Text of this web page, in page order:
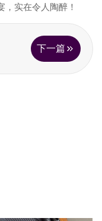
实在令人陶醉！
下一篇